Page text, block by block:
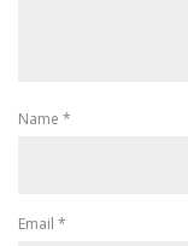
Name *
Email *